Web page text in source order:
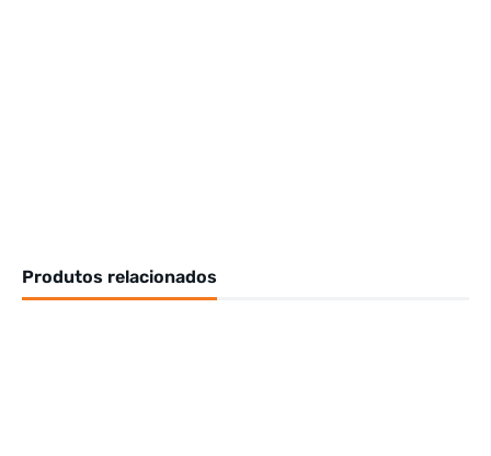
Produtos relacionados